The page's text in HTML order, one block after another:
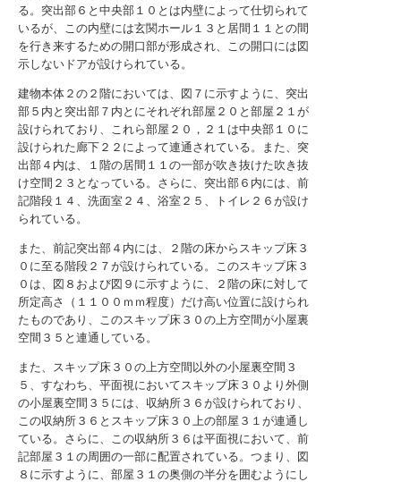
る。突出部６と中央部１０とは内壁によって仕切られて
いるが、この内壁には玄関ホール１３と居間１１との間
を行き来するための開口部が形成され、この開口には図
示しないドアが設けられている。
建物本体２の２階においては、図７に示すように、突出
部５内と突出部７内とにそれぞれ部屋２０と部屋２１が
設けられており、これら部屋２０，２１は中央部１０に
設けられた廊下２２によって連通されている。また、突
出部４内は、１階の居間１１の一部が吹き抜けた吹き抜
け空間２３となっている。さらに、突出部６内には、前
記階段１４、洗面室２４、浴室２５、トイレ２６が設け
られている。
また、前記突出部４内には、２階の床からスキップ床３
０に至る階段２７が設けられている。このスキップ床３
０は、図８および図９に示すように、２階の床に対して
所定高さ（１１００ｍｍ程度）だけ高い位置に設けられ
たものであり、このスキップ床３０の上方空間が小屋裏
空間３５と連通している。
また、スキップ床３０の上方空間以外の小屋裏空間３
５、すなわち、平面視においてスキップ床３０より外側
の小屋裏空間３５には、収納所３６が設けられており、
この収納所３６とスキップ床３０上の部屋３１が連通し
ている。さらに、この収納所３６は平面視において、前
記部屋３１の周囲の一部に配置されている。つまり、図
８に示すように、部屋３１の奥側の半分を囲むようにし